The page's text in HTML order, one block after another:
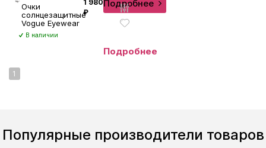
Очки
солнцезащитные
Vogue Eyewear
В наличии
1 980
₽
Подробнее
Подробнее
1
Популярные производители товаров